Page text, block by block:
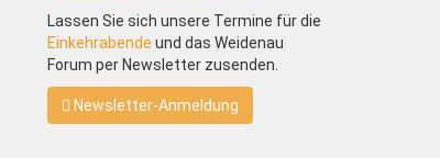
Lassen Sie sich unsere Termine für die
Einkehrabende und das Weidenau
Forum per Newsletter zusenden.
Newsletter-Anmeldung